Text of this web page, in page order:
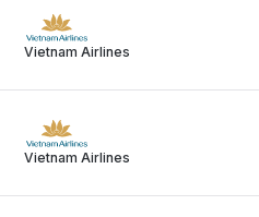
Vietnam Airlines
Vietnam Airlines